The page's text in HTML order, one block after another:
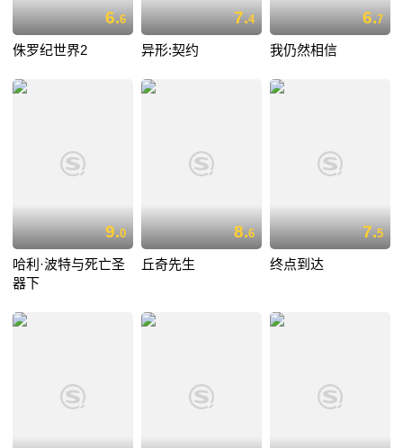
6.6
侏罗纪世界2
7.4
异形:契约
6.7
我仍然相信
9.0
哈利·波特与死亡圣
器下
8.6
丘奇先生
7.5
终点到达